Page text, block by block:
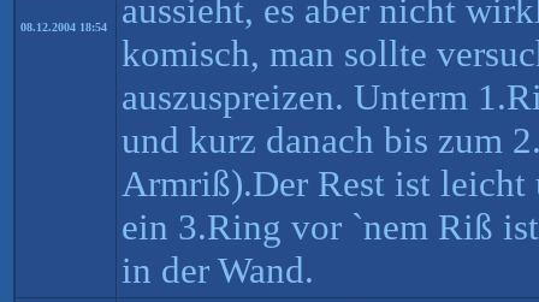
08.12.2004 18:54
aussieht, es aber nicht
komisch, man sollte
auszuspreizen. Unterm
und kurz danach bis zum
Armriß).Der Rest ist leicht
ein 3.Ring vor `nem Riß
in der Wand.